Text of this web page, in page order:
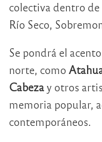
colectiva dentro
Río Seco,
Se pondrá el
norte, como
Cabezay otros
memoria popular,
contemporáneos.